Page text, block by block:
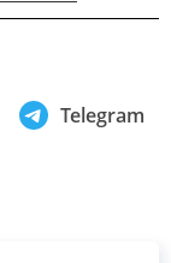
Telegram